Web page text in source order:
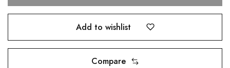
Add to wishlist
Compare